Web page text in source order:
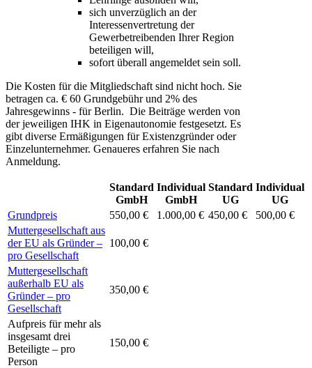
sich unverzüglich an der
Interessenvertretung der
Gewerbetreibenden Ihrer Region
beteiligen will,
sofort überall angemeldet sein soll.
Die Kosten für die Mitgliedschaft sind nicht hoch. Sie
betragen ca. € 60 Grundgebühr und 2% des
Jahresgewinns - für Berlin. Die Beiträge werden von
der jeweiligen IHK in Eigenautonomie festgesetzt. Es
gibt diverse Ermäßigungen für Existenzgründer oder
Einzelunternehmer. Genaueres erfahren Sie nach
Anmeldung.
Standard
GmbH
Individual
GmbH
Standard
UG
Individual
UG
Grundpreis
550,00 € 1.000,00 € 450,00 €
500,00 €
Muttergesellschaft aus
der EU als Gründer –
pro Gesellschaft
100,00 €
Muttergesellschaft
außerhalb EU als
Gründer – pro
Gesellschaft
350,00 €
Aufpreis für mehr als
insgesamt drei
Beteiligte – pro
Person
150,00 €